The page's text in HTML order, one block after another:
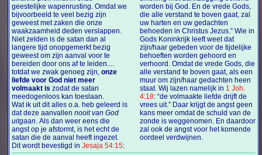
geestelijke wapenrusting. Omdat we
bijvoorbeeld te veel bezig zijn
geweest met zaken die onze
waakzaamheid deden verslappen.
Niet zelden is de satan dan al
langere tijd onopgemerkt bezig
geweest om zijn aanval voor te
bereiden door ons af te leiden....
totdat we zwak genoeg zijn,onze
liefde voor God niet meer
volmaakt is zodat de satan
meedogenloos kan toeslaan.
Wat ik uit dit alles o.a. heb geleerd is
dat deze aanvallennooit van God
uitgaan . Als dan weer eens die
angst op je afstormt, is het echt de
satan die de aanval heeft ingezet.
Dit wordt bevestigd inJesaja 54:15:
worden bij God. En de vrede Gods,
die alle verstand te boven gaat, zal
uw harten en uw gedachten
behoeden in Christus Jezus.” Wie in
Gods Koninkrijk leeft weet dat
zijn/haar gebeden voor de tijdelijke
behoeften worden gehoord en
verhoord. Omdat de vrede Gods, die
alle verstand te boven gaat, als een
muur om zijn/haar gedachten heen
staat. Wij lazen namelijk in 1 Joh.
4:18: “de volmaakte liefde drijft de
vrees uit.” Daar krijgt de angst geen
kans meer omdat de schuld van de
zonde is weggenomen. En daardoor
zal ook de angst voor het komende
oordeel verdwijnen.